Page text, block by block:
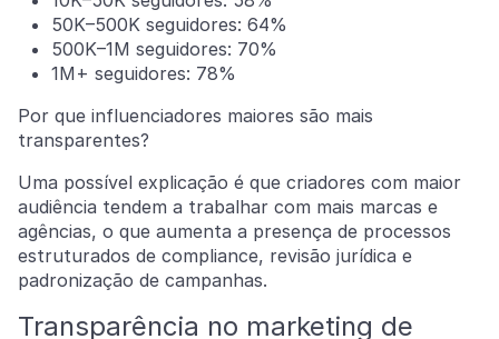
50K–500K seguidores: 64%
500K–1M seguidores: 70%
1M+ seguidores: 78%
Por que influenciadores maiores são mais
transparentes?
Uma possível explicação é que criadores com maior
audiência tendem a trabalhar com mais marcas e
agências, o que aumenta a presença de processos
estruturados de compliance, revisão jurídica e
padronização de campanhas.
Transparência no marketing de